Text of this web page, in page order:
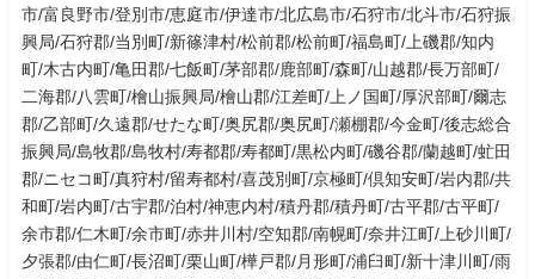
市/富良野市/登別市/恵庭市/伊達市/北広島市/石狩市/北斗市/石狩振
興局/石狩郡/当別町/新篠津村/松前郡/松前町/福島町/上磯郡/知内
町/木古内町/亀田郡/七飯町/茅部郡/鹿部町/森町/山越郡/長万部町/
二海郡/八雲町/檜山振興局/檜山郡/江差町/上ノ国町/厚沢部町/爾志
郡/乙部町/久遠郡/せたな町/奥尻郡/奥尻町/瀬棚郡/今金町/後志総合
振興局/島牧郡/島牧村/寿都郡/寿都町/黒松内町/磯谷郡/蘭越町/虻田
郡/ニセコ町/真狩村/留寿都村/喜茂別町/京極町/倶知安町/岩内郡/共
和町/岩内町/古宇郡/泊村/神恵内村/積丹郡/積丹町/古平郡/古平町/
余市郡/仁木町/余市町/赤井川村/空知郡/南幌町/奈井江町/上砂川町/
夕張郡/由仁町/長沼町/栗山町/樺戸郡/月形町/浦臼町/新十津川町/雨